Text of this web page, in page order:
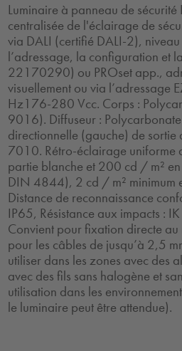
Luminaire à panneau de
centralisée de l'éclairage de
via DALI (certifié DALI-2),
l’adressage, la configuration et
22170290) ou PROset app.,
visuellement ou via
Hz176-280 Vcc. Corps :
9016). Diffuseur :
directionnelle (gauche) de sortie
7010. Rétro-éclairage uniforme
partie blanche et 200 cd / m²
DIN 4844), 2 cd / m² minimum
Distance de reconnaissance
IP65, Résistance aux impacts :
Convient pour fixation directe
pour les câbles de jusqu’à 2,5
utiliser dans les zones avec des
avec des fils sans halogène et
utilisation dans les
le luminaire peut être attendue).